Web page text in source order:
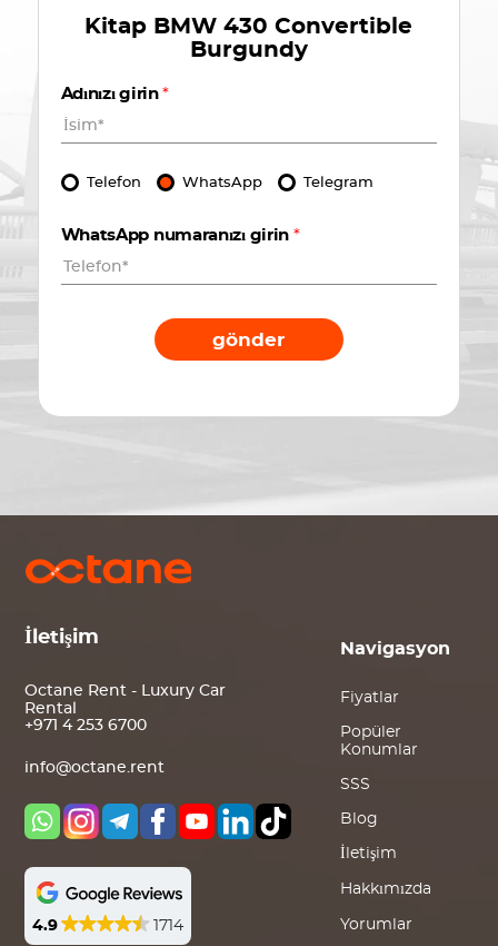
Kitap BMW 430 Convertible
Burgundy
Adınızı girin*
Telefon WhatsApp Telegram
WhatsApp numaranızı girin *
gönder
İletişim
Octane Rent - Luxury Car
Rental
+971 4 253 6700
info@octane.rent
4.9 1714
Navigasyon
Fiyatlar
Popüler
Konumlar
SSS
Blog
İletişim
Hakkımızda
Yorumlar